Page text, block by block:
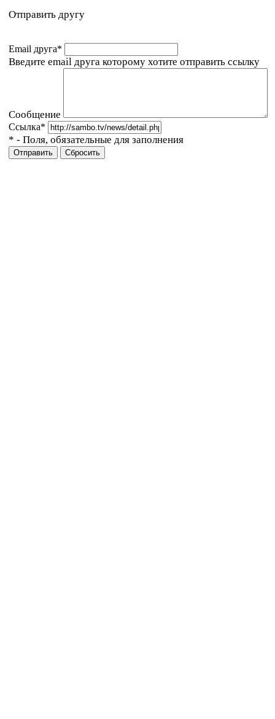
Отправить другу
Email друга*
Введите email друга которому хотите отправить ссылку
Сообщение
Ссылка*
* - Поля, обязательные для заполнения